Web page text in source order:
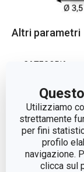
Utilizziamo
strettamente
per fini
profilo
navigazione.
clicca sul
Altri parametri
CATEGORIA
LINEA DI
MATERIALE
TIPO